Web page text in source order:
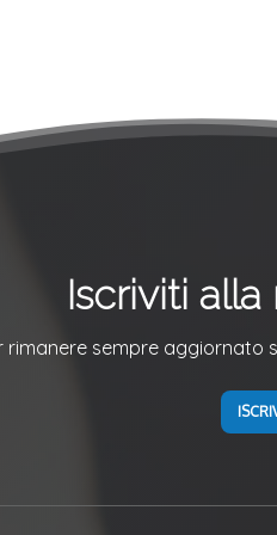
Iscriviti
rimanere sempre aggiornato